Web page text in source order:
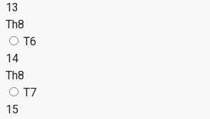
13
Th8
T6
14
Th8
T7
15